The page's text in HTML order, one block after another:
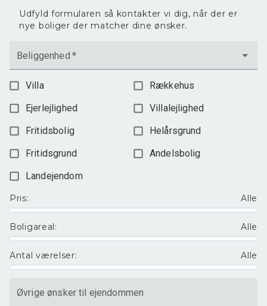
Udfyld formularen så kontakter vi dig, når der er
nye boliger der matcher dine ønsker.
Beliggenhed *
Villa
Rækkehus
Ejerlejlighed
Villalejlighed
Fritidsbolig
Helårsgrund
Fritidsgrund
Andelsbolig
Landejendom
Pris: Alle
Boligareal: Alle
Antal værelser: Alle
Øvrige ønsker til ejendommen